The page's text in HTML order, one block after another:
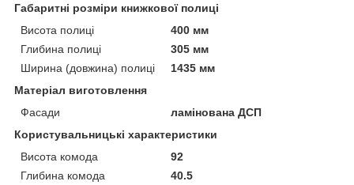
Габаритні розміри книжкової полиці
Висота полиці
400 мм
Глибина полиці
305 мм
Ширина (довжина) полиці
1435 мм
Матеріал виготовлення
Фасади
ламінована ДСП
Користувальницькі характеристики
Висота комода
92
Глибина комода
40.5